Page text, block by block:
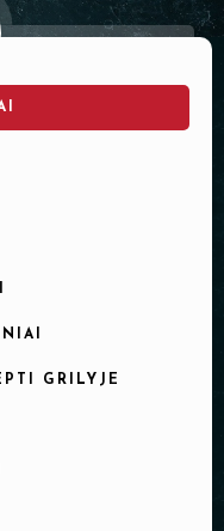
GRILYJE